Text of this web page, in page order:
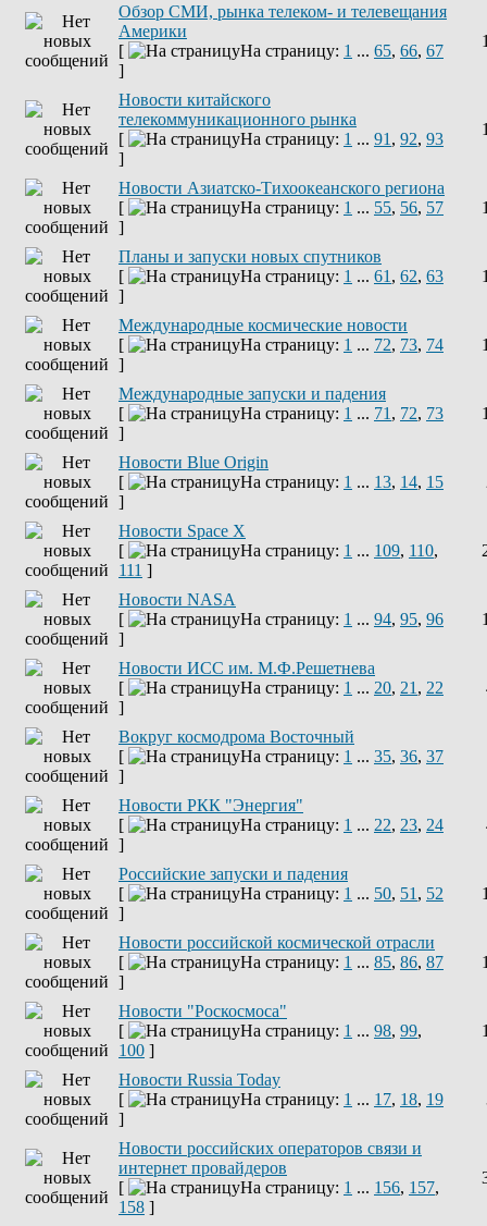
Обзор СМИ, рынка телеком- и телевещания
Америки
[
На страницу: 1 ... 65, 66, 67
]
Новости китайского
телекоммуникационного рынка
[
На страницу: 1 ... 91 , 92, 93
]
Новости Азиатско-Тихоокеанского региона
[
На страницу: 1 ... 55, 56, 57
]
Планы и запуски новых спутников
[
На страницу: 1 ... 61 , 62, 63
]
Международные космические новости
[
На страницу: 1 ... 72, 73, 74
]
Международные запуски и падения
[
На страницу: 1 ... 71 , 72, 73
]
Новости Blue Origin
[
На страницу: 1 ... 13, 14, 15
]
Новости Space X
[
На страницу: 1 ... 109, 110,
111 ]
Новости NASA
[
На страницу: 1 ... 94, 95, 96
]
Новости ИСС им. М.Ф.Решетнева
[
На страницу: 1 ... 20, 21 , 22
]
Вокруг космодрома Восточный
[
На страницу: 1 ... 35, 36, 37
]
Новости РКК "Энергия"
[
На страницу: 1 ... 22, 23, 24
]
Российские запуски и падения
[
На страницу: 1 ... 50, 51 , 52
]
Новости российской космической отрасли
[
На страницу: 1 ... 85, 86, 87
]
Новости "Роскосмоса"
[
На страницу: 1 ... 98, 99,
100 ]
Новости Russia Today
[
На страницу: 1 ... 17, 18, 19
]
Новости российских операторов связи и
интернет провайдеров
[
На страницу: 1 ... 156, 157,
158 ]